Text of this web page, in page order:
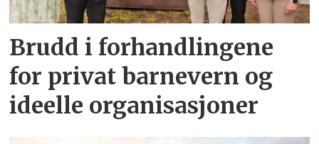
Brudd i forhandlingene
for privat barnevern og
ideelle organisasjoner